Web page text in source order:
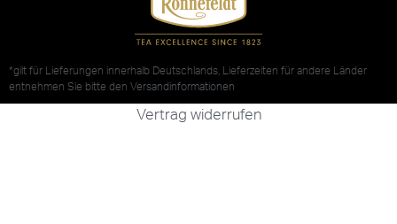
*gilt für Lieferungen innerhalb Deutschlands, Lieferzeiten für andere Länder
entnehmen Sie bitte den Versandinformationen
Vertrag widerrufen